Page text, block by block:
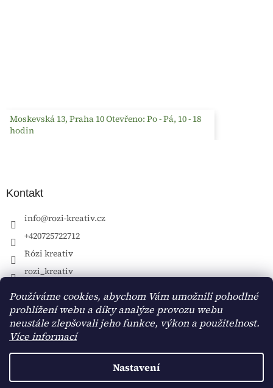
Používáme cookies, abychom Vám umožnili pohodlné
prohlížení webu a díky analýze provozu webu
neustále zlepšovali jeho funkce, výkon a použitelnost.
Více informací
Nastavení
Moskevská 13, Praha 10 Otevřeno: Po - Pá, 10 - 18
hodin
Kontakt
info@rozi-kreativ.cz
+420725722712
Rózi kreativ
rozi_kreativ
Vytvořil Shoptet